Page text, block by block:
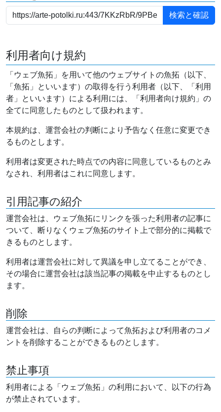
利用者向け規約
「ウェブ魚拓」を用いて他のウェブサイトの魚拓（以下、
「魚拓」といいます）の取得を行う利用者（以下、「利用
者」といいます）による利用には、「利用者向け規約」の
全てに同意したものとして扱われます。
本規約は、運営会社の判断により予告なく任意に変更でき
るものとします。
利用者は変更された時点での内容に同意しているものとみ
なされ、利用者はこれに同意します。
引用記事の紹介
運営会社は、ウェブ魚拓にリンクを張った利用者の記事に
ついて、断りなくウェブ魚拓のサイト上で部分的に掲載で
きるものとします。
利用者は運営会社に対して異議を申し立てることができ、
その場合に運営会社は該当記事の掲載を中止するものとし
ます。
削除
運営会社は、自らの判断によって魚拓および利用者のコメ
ントを削除することができるものとします。
禁止事項
利用者による「ウェブ魚拓」の利用において、以下の行為
が禁止されています。